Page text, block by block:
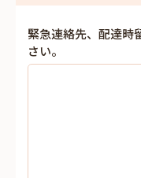
緊急連絡先、配達時
さい。